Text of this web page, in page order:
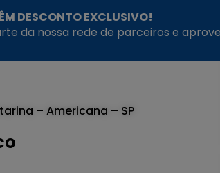
DESCONTO EXCLUSIVO!
da nossa rede de parceiros e
– Americana – SP